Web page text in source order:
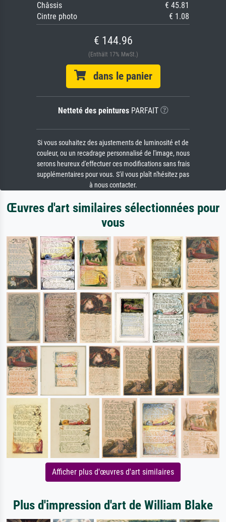
Châssis
€ 45.81
Cintre photo
€ 1.08
€ 144.96
(Enthält 17% MwSt.)
dans le panier
Netteté des peinturesPARFAIT
Si vous souhaitez des ajustements de luminosité et de
couleur, ou un recadrage personnalisé de l'image, nous
serons heureux d'effectuer ces modifications sans frais
supplémentaires pour vous. S'il vous plaît n'hésitez pas
à nous contacter.
Œuvres d'art similaires sélectionnées pour
vous
Afficher plus d'œuvres d'art similaires
Plus d'impression d'art de William Blake